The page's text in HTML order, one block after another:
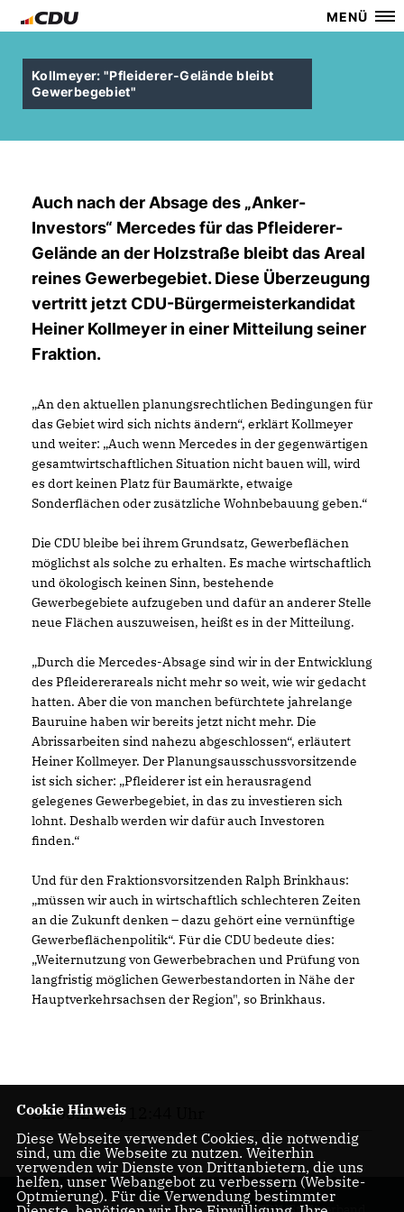
MENÜ
Kollmeyer: "Pfleiderer-Gelände bleibt
Gewerbegebiet"
Auch nach der Absage des „Anker-
Investors“ Mercedes für das Pfleiderer-
Gelände an der Holzstraße bleibt das Areal
reines Gewerbegebiet. Diese Überzeugung
vertritt jetzt CDU-Bürgermeisterkandidat
Heiner Kollmeyer in einer Mitteilung seiner
Fraktion.
An den aktuellen planungsrechtlichen Bedingungen für
das Gebiet wird sich nichts ändern“, erklärt Kollmeyer
und weiter: „Auch wenn Mercedes in der gegenwärtigen
gesamtwirtschaftlichen Situation nicht bauen will, wird
es dort keinen Platz für Baumärkte, etwaige
Sonderflächen oder zusätzliche Wohnbebauung geben.“
Die CDU bleibe bei ihrem Grundsatz, Gewerbeflächen
möglichst als solche zu erhalten. Es mache wirtschaftlich
und ökologisch keinen Sinn, bestehende
Gewerbegebiete aufzugeben und dafür an anderer Stelle
neue Flächen auszuweisen, heißt es in der Mitteilung.
Durch die Mercedes-Absage sind wir in der Entwicklung
des Pfleidererareals nicht mehr so weit, wie wir gedacht
hatten. Aber die von manchen befürchtete jahrelange
Bauruine haben wir bereits jetzt nicht mehr. Die
Abrissarbeiten sind nahezu abgeschlossen“, erläutert
Heiner Kollmeyer. Der Planungsausschussvorsitzende
ist sich sicher: „Pfleiderer ist ein herausragend
gelegenes Gewerbegebiet, in das zu investieren sich
lohnt. Deshalb werden wir dafür auch Investoren
finden.“
Und für den Fraktionsvorsitzenden Ralph Brinkhaus:
müssen wir auch in wirtschaftlich schlechteren Zeiten
an die Zukunft denken – dazu gehört eine vernünftige
Gewerbeflächenpolitik“. Für die CDU bedeute dies:
Weiternutzung von Gewerbebrachen und Prüfung von
langfristig möglichen Gewerbestandorten in Nähe der
Hauptverkehrsachsen der Region", so Brinkhaus.
22.05.2009, 12:44 Uhr
Cookie Hinweis
Diese Webseite verwendet Cookies, die notwendig
sind, um die Webseite zu nutzen. Weiterhin
verwenden wir Dienste von Drittanbietern, die uns
helfen, unser Webangebot zu verbessern (Website-
Optmierung). Für die Verwendung bestimmter